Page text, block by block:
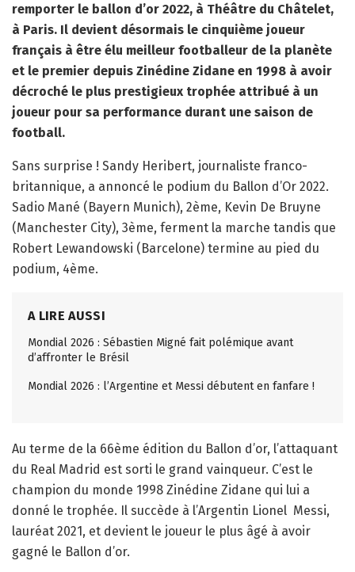
remporter le ballon d’or 2022, à Théâtre du Châtelet,
à Paris. Il devient désormais le cinquième joueur
français à être élu meilleur footballeur de la planète
et le premier depuis Zinédine Zidane en 1998 à avoir
décroché le plus prestigieux trophée attribué à un
joueur pour sa performance durant une saison de
football.
Sans surprise ! Sandy Heribert, journaliste franco-
britannique, a annoncé le podium du Ballon d’Or 2022.
Sadio Mané (Bayern Munich), 2ème, Kevin De Bruyne
(Manchester City), 3ème, ferment la marche tandis que
Robert Lewandowski (Barcelone) termine au pied du
podium, 4ème.
A LIRE AUSSI
Mondial 2026 : Sébastien Migné fait polémique avant
d’affronter le Brésil
Mondial 2026 : l’Argentine et Messi débutent en fanfare !
Au terme de la 66ème édition du Ballon d’or, l’attaquant
du Real Madrid est sorti le grand vainqueur. C’est le
champion du monde 1998 Zinédine Zidane qui lui a
donné le trophée. Il succède à l’Argentin Lionel Messi,
lauréat 2021, et devient le joueur le plus âgé à avoir
gagné le Ballon d’or.